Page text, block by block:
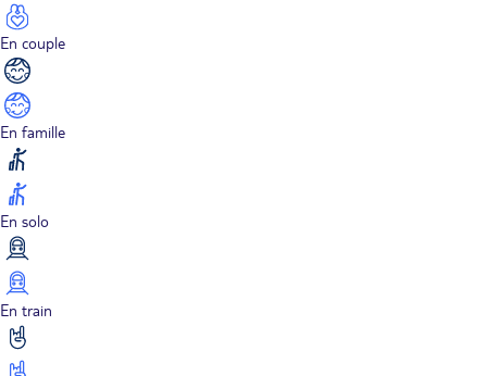
En couple
En famille
En solo
En train